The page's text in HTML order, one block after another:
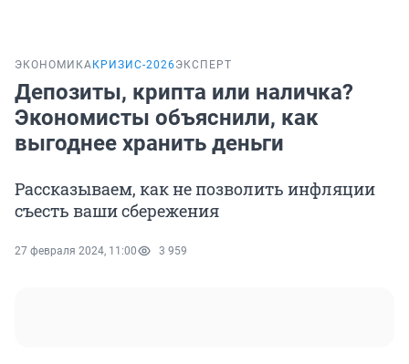
ЭКОНОМИКА КРИЗИС-2026ЭКСПЕРТ
Депозиты, крипта или наличка?
Экономисты объяснили, как
выгоднее хранить деньги
Рассказываем, как не позволить инфляции
съесть ваши сбережения
27 февраля 2024, 11:00 3 959